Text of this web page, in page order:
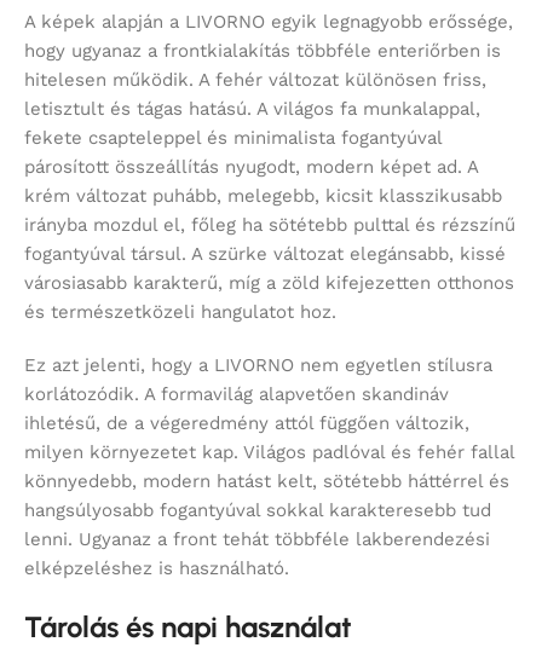
A képek alapján a LIVORNO egyik legnagyobb erőssége,
hogy ugyanaz a frontkialakítás többféle enteriőrben is
hitelesen működik. A fehér változat különösen friss,
letisztult és tágas hatású. A világos fa munkalappal,
fekete csapteleppel és minimalista fogantyúval
párosított összeállítás nyugodt, modern képet ad. A
krém változat puhább, melegebb, kicsit klasszikusabb
irányba mozdul el, főleg ha sötétebb pulttal és rézszínű
fogantyúval társul. A szürke változat elegánsabb, kissé
városiasabb karakterű, míg a zöld kifejezetten otthonos
és természetközeli hangulatot hoz.
Ez azt jelenti, hogy a LIVORNO nem egyetlen stílusra
korlátozódik. A formavilág alapvetően skandináv
ihletésű, de a végeredmény attól függően változik,
milyen környezetet kap. Világos padlóval és fehér fallal
könnyedebb, modern hatást kelt, sötétebb háttérrel és
hangsúlyosabb fogantyúval sokkal karakteresebb tud
lenni. Ugyanaz a front tehát többféle lakberendezési
elképzeléshez is használható.
Tárolás és napi használat